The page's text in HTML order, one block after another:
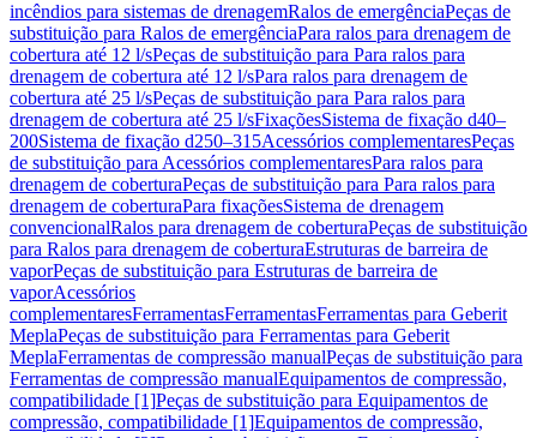
incêndios para sistemas de drenagemRalos de emergênciaPeças de
substituição para Ralos de emergênciaPara ralos para drenagem de
cobertura até 12 l/sPeças de substituição para Para ralos para
drenagem de cobertura até 12 l/sPara ralos para drenagem de
cobertura até 25 l/sPeças de substituição para Para ralos para
drenagem de cobertura até 25 l/sFixaçõesSistema de fixação d40–
200Sistema de fixação d250–315Acessórios complementaresPeças
de substituição para Acessórios complementaresPara ralos para
drenagem de coberturaPeças de substituição para Para ralos para
drenagem de coberturaPara fixaçõesSistema de drenagem
convencionalRalos para drenagem de coberturaPeças de substituição
para Ralos para drenagem de coberturaEstruturas de barreira de
vaporPeças de substituição para Estruturas de barreira de
vaporAcessórios
complementaresFerramentasFerramentasFerramentas para Geberit
MeplaPeças de substituição para Ferramentas para Geberit
MeplaFerramentas de compressão manualPeças de substituição para
Ferramentas de compressão manualEquipamentos de compressão,
compatibilidade [1]Peças de substituição para Equipamentos de
compressão, compatibilidade [1]Equipamentos de compressão,